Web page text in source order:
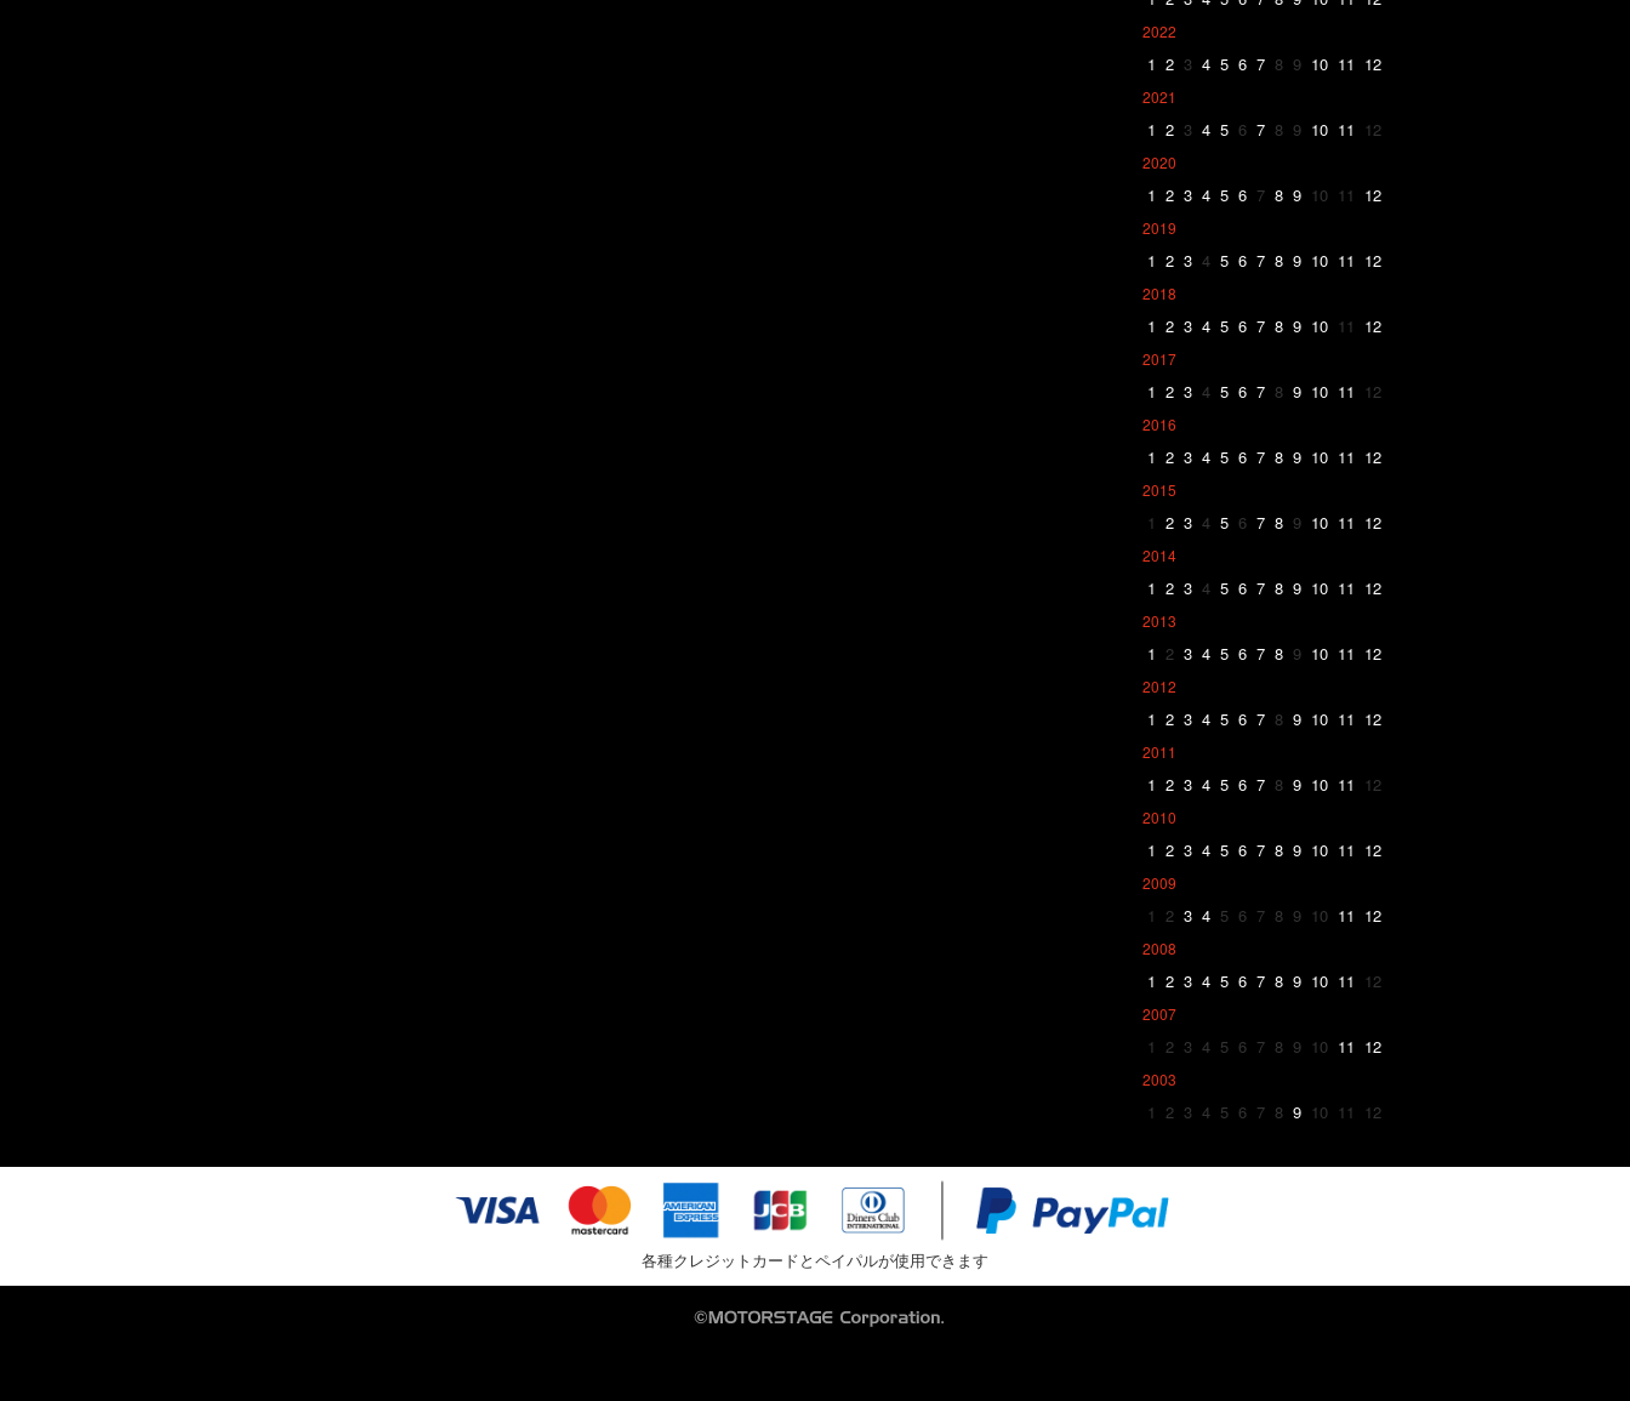
2022
1 2 3 4 5 6 7 8 9 10 11 12
2021
1 2 3 4 5 6 7 8 9 10 11 12
2020
1 2 3 4 5 6 7 8 9 10 11 12
2019
1 2 3 4 5 6 7 8 9 10 11 12
2018
1 2 3 4 5 6 7 8 9 10 11 12
2017
1 2 3 4 5 6 7 8 9 10 11 12
2016
1 2 3 4 5 6 7 8 9 10 11 12
2015
1 2 3 4 5 6 7 8 9 10 11 12
2014
1 2 3 4 5 6 7 8 9 10 11 12
2013
1 2 3 4 5 6 7 8 9 10 11 12
2012
1 2 3 4 5 6 7 8 9 10 11 12
2011
1 2 3 4 5 6 7 8 9 10 11 12
2010
1 2 3 4 5 6 7 8 9 10 11 12
2009
1 2 3 4 5 6 7 8 9 10 11 12
2008
1 2 3 4 5 6 7 8 9 10 11 12
2007
1 2 3 4 5 6 7 8 9 10 11 12
2003
1 2 3 4 5 6 7 8 9 10 11 12
各種クレジットカードとペイパルが使用できます